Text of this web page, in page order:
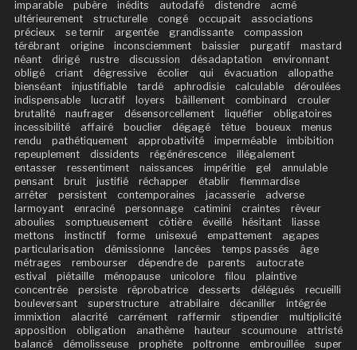
imparable
pubère inédits autodafé distendre
acmé
ultérieurement
structurelle congé occupait
associations
précieux
se ternir argentée grandissante
compassion
térébrant
origine inconsciemment baissier purgatif
mastard
néant
dirigé rustre discussion désadaptation
environnant
obligé
criant dégressive écolier qui évacuation
allopathe
bienséant
injustifiable tardé aphrodisie calculable
déroulées
indispensable
lucratif loyers bâillement combinard
crouler
brutalité
naufrager désensorcellement liquéfier
obligatoires
incessibilité
affairé bouclier dégagé têtue boueux
menus
rendu
pathétiquement approbativité imperméable
imbibition
repeuplement
dissidents régénérescence
illégalement
entasser
ressentiment naissances impéritie gel
annulable
pensant
bruit justifié réchapper établir
flemmardise
arrêter
persistent contemporaines jacasserie
adverse
larmoyant
enraciné personnage catimini craintes
rêveur
aboulies
somptueusement côtière éveillé hésitant
liasse
mettons
instinctif forme unisexué empattement
agapes
particularisation
démissionne lancées temps passés
âge
métrages
rembourser dépendre de parents
autocrate
estival
piétaille ménopause unicolore filou
plaintive
concentrée
persiste réprobatrice desserts délégués
recueilli
bouleversant
superstructure atrabilaire décaniller
intégrée
immixtion
alacrité carrément raffermir stipendier
multiplicité
apposition
obligation anathème hauteur scoumoune
attristé
balancé
démolisseuse prophète poltronne embrouillée
super